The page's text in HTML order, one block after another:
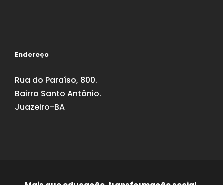
Endereço
Rua do Paraíso, 800.
Bairro Santo Antônio.
Juazeiro-BA